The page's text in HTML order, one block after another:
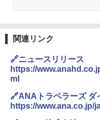
関連リンク
🔗ニュースリリース
https://
ml
🔗ANAトラベラーズ ダ
https://www.ana.co.jp/